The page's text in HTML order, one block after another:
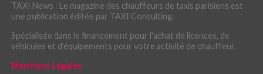
TAXI News : Le magazine des chauffeurs de taxis parisiens est
une publication éditée par TAXI Consulting.
Spécialisée dans le financement pour l'achat de licences, de
véhicules et d'équipements pour votre activité de chauffeur.
Mentions Légales